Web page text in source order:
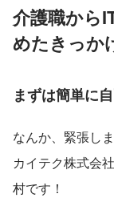
介護職から
めたきっか
まずは簡単に
なんか、緊張し
カイテク株式会
村です！